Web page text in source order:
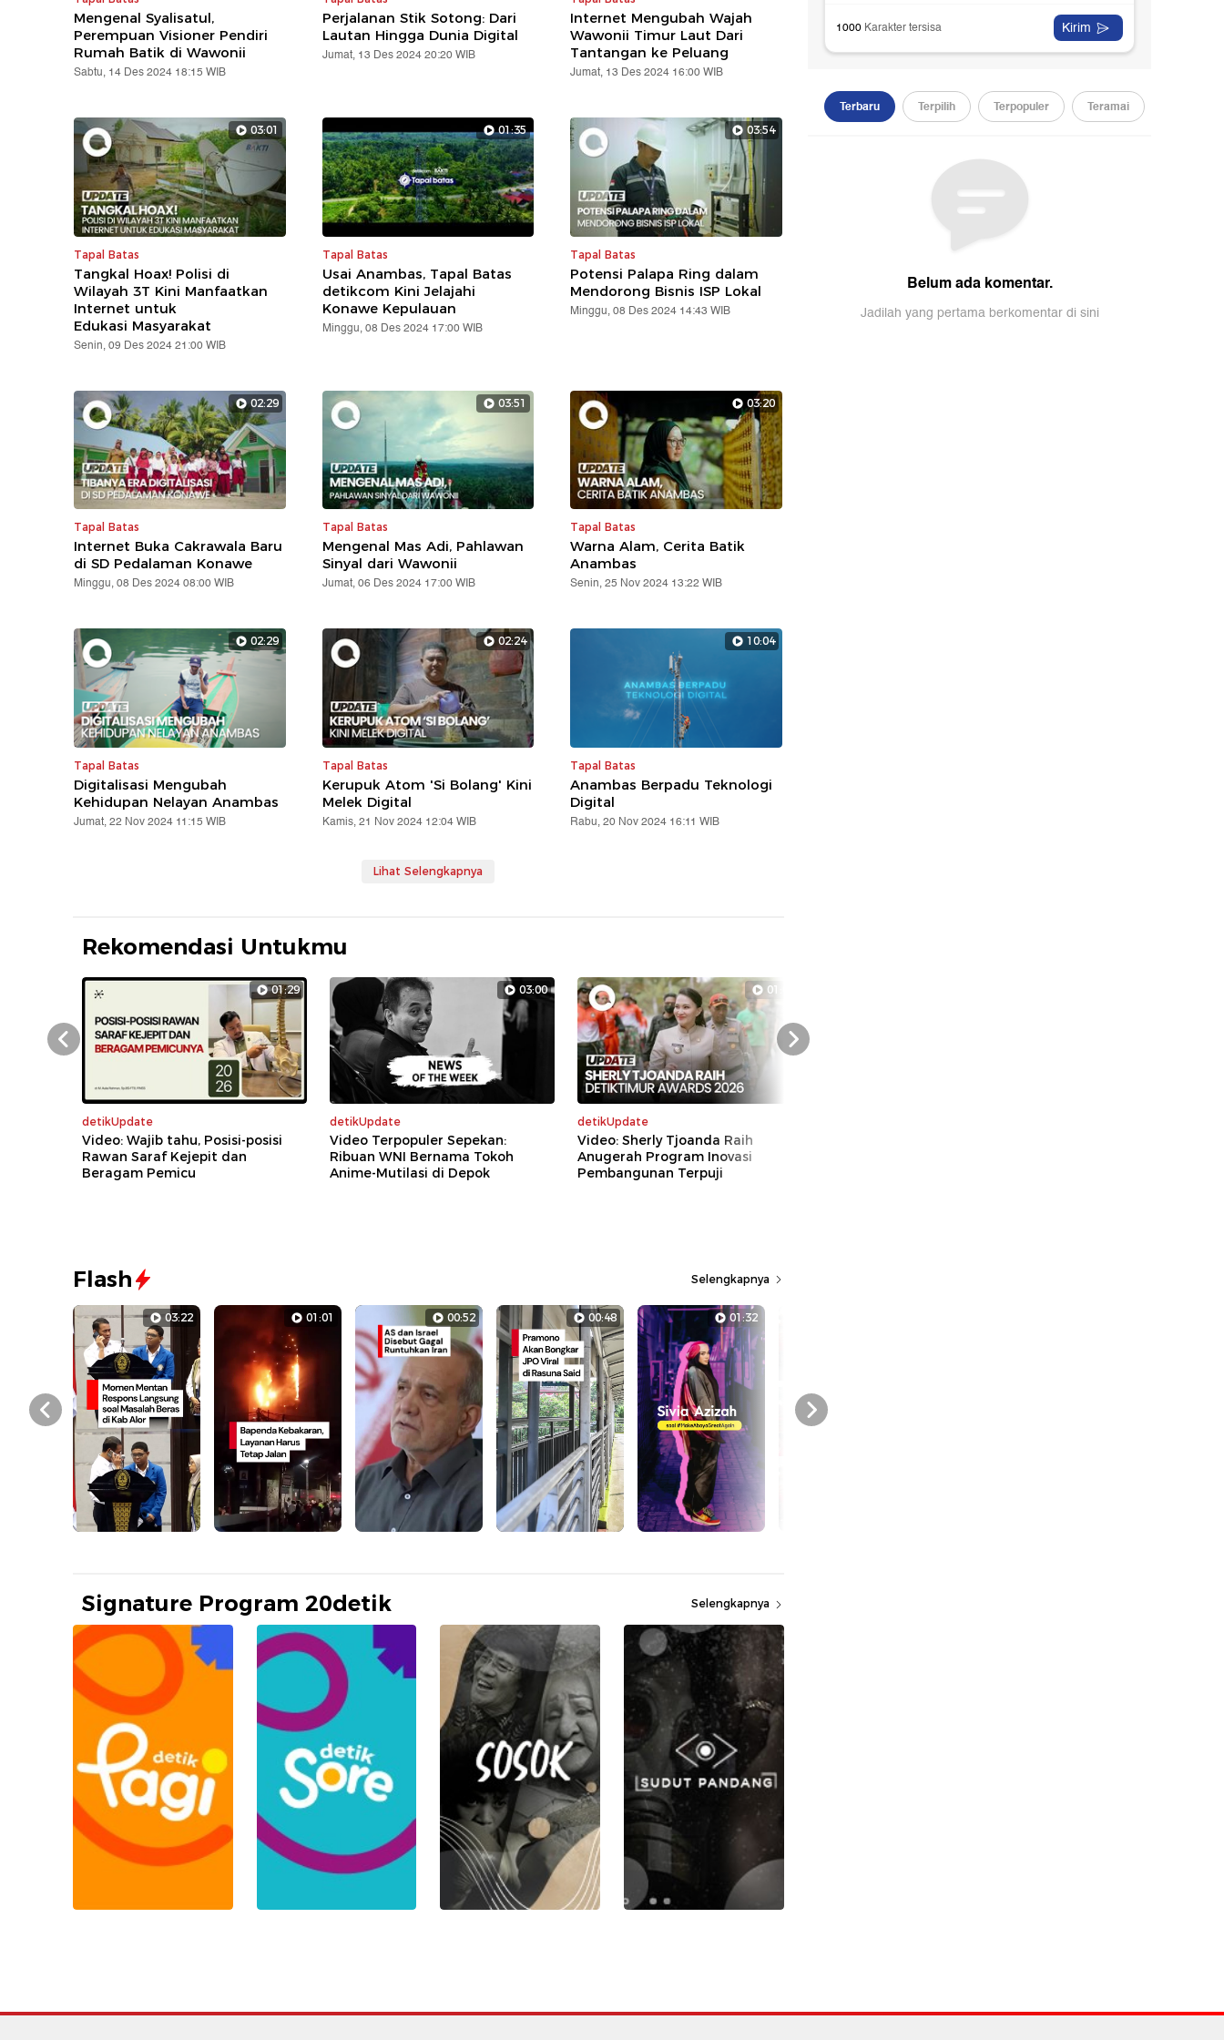
Mengenal Syalisatul,
Perempuan Visioner Pendiri
Rumah Batik di Wawonii
Sabtu, 14 Des 2024 18:15 WIB
Perjalanan Stik Sotong: Dari
Lautan Hingga Dunia Digital
Jumat, 13 Des 2024 20:20 WIB
Internet Mengubah Wajah
Wawonii Timur Laut Dari
Tantangan ke Peluang
Jumat, 13 Des 2024 16:00 WIB
03:01
Tapal Batas
Tangkal Hoax! Polisi di
Wilayah 3T Kini Manfaatkan
Internet untuk
Edukasi Masyarakat
Senin, 09 Des 2024 21:00 WIB
01:35
Tapal Batas
Usai Anambas, Tapal Batas
detikcom Kini Jelajahi
Konawe Kepulauan
Minggu, 08 Des 2024 17:00 WIB
03:54
Tapal Batas
Potensi Palapa Ring dalam
Mendorong Bisnis ISP Lokal
Minggu, 08 Des 2024 14:43 WIB
02:29
Tapal Batas
Internet Buka Cakrawala Baru
di SD Pedalaman Konawe
Minggu, 08 Des 2024 08:00 WIB
03:51
Tapal Batas
Mengenal Mas Adi, Pahlawan
Sinyal dari Wawonii
Jumat, 06 Des 2024 17:00 WIB
03:20
Tapal Batas
Warna Alam, Cerita Batik
Anambas
Senin, 25 Nov 2024 13:22 WIB
02:29
Tapal Batas
Digitalisasi Mengubah
Kehidupan Nelayan Anambas
Jumat, 22 Nov 2024 11:15 WIB
02:24
Tapal Batas
Kerupuk Atom 'Si Bolang' Kini
Melek Digital
Kamis, 21 Nov 2024 12:04 WIB
10:04
Tapal Batas
Anambas Berpadu Teknologi
Digital
Rabu, 20 Nov 2024 16:11 WIB
Lihat Selengkapnya
Rekomendasi Untukmu
01:29
detikUpdate
Video: Wajib tahu, Posisi-posisi
Rawan Saraf Kejepit dan
Beragam Pemicu
03:00
detikUpdate
Video Terpopuler Sepekan:
Ribuan WNI Bernama Tokoh
Anime-Mutilasi di Depok
01:07
detikUpdate
Video: Sherly Tjoanda Raih
Anugerah Program Inovasi
Pembangunan Terpuji
Prev Next
Flash Selengkapnya
03:22 01:01 00:52 00:48 01:32
Prev Next
Signature Program 20detik Selengkapnya